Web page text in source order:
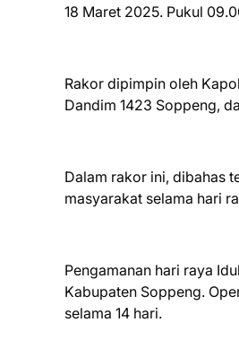
18 Maret 2025. Pukul
Rakor dipimpin oleh
Dandim 1423 Soppeng,
Dalam rakor ini, dibahas
masyarakat selama hari
Pengamanan hari raya
Kabupaten Soppeng.
selama 14 hari.